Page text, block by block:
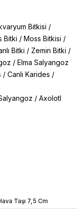
Bitkisi /
Bitki / Moss Bitkisi /
Bitki / Zemin Bitki /
/ Elma Salyangoz
/ Canlı Karides /
/ Axolotl
Taşı 7,5 Cm